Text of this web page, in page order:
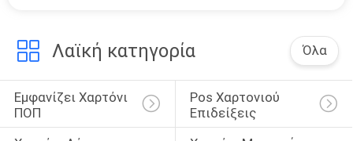
ενέργειας
Λαϊκή κατηγορία Όλα
Εμφανίζει Χαρτόνι
ΠΟΠ
Pos Χαρτονιού
Επιδείξεις